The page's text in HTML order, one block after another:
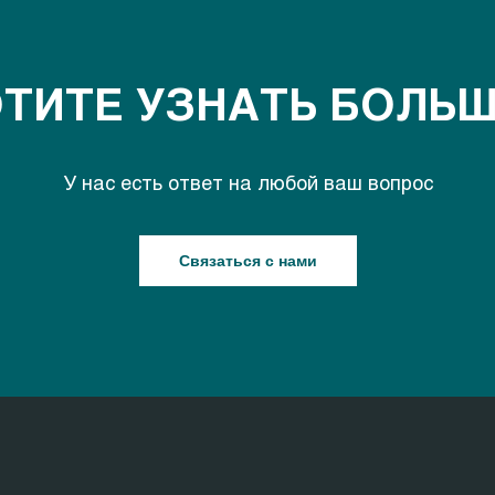
УЗНАТЬ
У нас есть ответ на любой ваш вопрос
Связаться с нами